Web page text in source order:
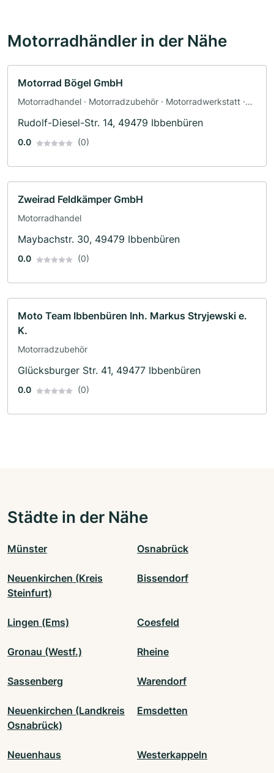
Motorradhändler in der Nähe
Motorrad Bögel GmbH
Motorradhandel · Motorradzubehör · Motorradwerkstatt ·
Fahrzeuglackierungen
Rudolf-Diesel-Str. 14, 49479 Ibbenbüren
0.0 (0)
Zweirad Feldkämper GmbH
Motorradhandel
Maybachstr. 30, 49479 Ibbenbüren
0.0 (0)
Moto Team Ibbenbüren Inh. Markus Stryjewski e.
K.
Motorradzubehör
Glücksburger Str. 41, 49477 Ibbenbüren
0.0 (0)
Städte in der Nähe
Münster Osnabrück
Neuenkirchen (Kreis
Steinfurt)
Bissendorf
Lingen (Ems) Coesfeld
Gronau (Westf.) Rheine
Sassenberg Warendorf
Neuenkirchen (Landkreis
Osnabrück)
Emsdetten
Neuenhaus Westerkappeln